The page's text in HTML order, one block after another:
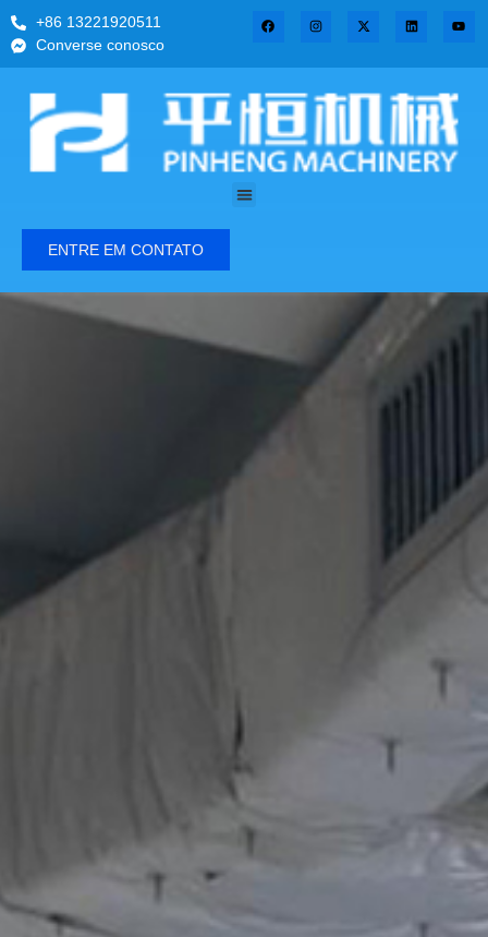
+86 13221920511
Converse conosco
ENTRE EM CONTATO